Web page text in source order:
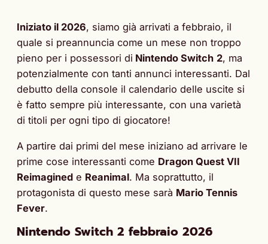
Iniziato il 2026, siamo già arrivati a febbraio, il
quale si preannuncia come un mese non troppo
pieno per i possessori di Nintendo Switch 2, ma
potenzialmente con tanti annunci interessanti. Dal
debutto della console il calendario delle uscite si
è fatto sempre più interessante, con una varietà
di titoli per ogni tipo di giocatore!
A partire dai primi del mese iniziano ad arrivare le
prime cose interessanti come Dragon Quest VII
Reimagined e Reanimal. Ma soprattutto, il
protagonista di questo mese sarà Mario Tennis
Fever.
Nintendo Switch 2 febbraio 2026